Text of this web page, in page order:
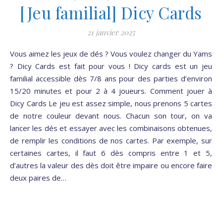
[Jeu familial] Dicy Cards
21 janvier 2025
Vous aimez les jeux de dés ? Vous voulez changer du Yams
? Dicy Cards est fait pour vous ! Dicy cards est un jeu
familial accessible dès 7/8 ans pour des parties d’environ
15/20 minutes et pour 2 à 4 joueurs. Comment jouer à
Dicy Cards Le jeu est assez simple, nous prenons 5 cartes
de notre couleur devant nous. Chacun son tour, on va
lancer les dés et essayer avec les combinaisons obtenues,
de remplir les conditions de nos cartes. Par exemple, sur
certaines cartes, il faut 6 dès compris entre 1 et 5,
d’autres la valeur des dès doit être impaire ou encore faire
deux paires de…